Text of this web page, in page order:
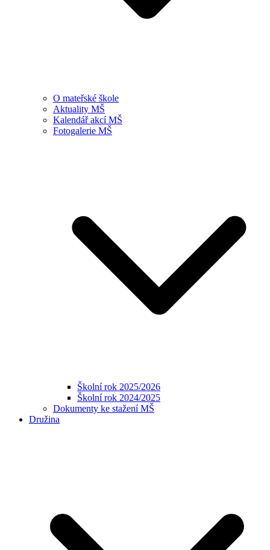
O mateřské škole
Aktuality MŠ
Kalendář akcí MŠ
Fotogalerie MŠ
Školní rok 2025/2026
Školní rok 2024/2025
Dokumenty ke stažení MŠ
Družina